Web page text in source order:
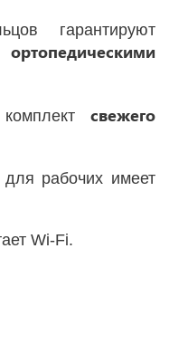
гарантируют
свежего
рабочих имеет
Wi-Fi.